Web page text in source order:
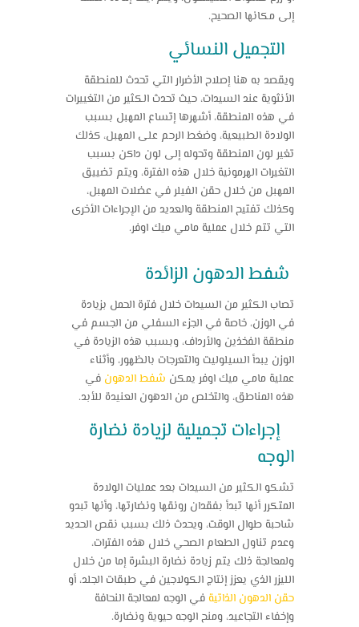
إلى مكانها الصحيح.
التجميل النسائي
ويقصد به هنا إصلاح الأضرار التي تحدث للمنطقة
الأنثوية عند السيدات، حيث تحدث الكثير من التغييرات
في هذه المنطقة، أشهرها إتساع المهبل بسبب
الولادة الطبيعية، وضغط الرحم على المهبل، كذلك
تغير لون المنطقة وتحوله إلى لون داكن بسبب
التغيرات الهرمونية خلال هذه الفترة، ويتم تضييق
المهبل من خلال حقن الفيلر في عضلات المهبل،
وكذلك تفتيح المنطقة والعديد من الإجراءات الأخرى
التي تتم خلال عملية مامي ميك اوفر.
شفط الدهون الزائدة
تصاب الكثير من السيدات خلال فترة الحمل بزيادة
في الوزن، خاصة في الجزء السفلي من الجسم في
منطقة الفخذين والأرداف، وبسبب هذه الزيادة في
الوزن يبدأ السيلوليت والتعرجات بالظهور، وأثناء
عملية مامي ميك اوفريمكن شفط الدهون في
هذه المناطق، والتخلص من الدهون العنيدة للأبد.
إجراءات تجميلية لزيادة نضارة
الوجه
تشكو الكثير من السيدات بعد عمليات الولادة
المتكرر أنها تبدأ بفقدان رونقها ونضارتها، وأنها تبدو
شاحبة طوال الوقت، ويحدث ذلك بسبب نقص الحديد
وعدم تناول الطعام الصحي خلال هذه الفترات،
ولمعالجة ذلك يتم زيادة نضارة البشرة إما من خلال
الليزر الذي يعزز إنتاج الكولاجين في طبقات الجلد، أو
حقن الدهون الذاتية في الوجه لمعالجة النحافة
وإخفاء التجاعيد، ومنح الوجه حيوية ونضارة.